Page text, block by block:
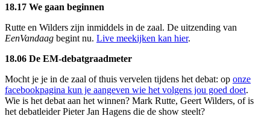
18.17 We gaan beginnen
Rutte en Wilders zijn inmiddels in de zaal. De uitzending van
EenVandaag begint nu. Live meekijken kan hier.
18.06 De EM-debatgraadmeter
Mocht je je in de zaal of thuis vervelen tijdens het debat: op onze
facebookpagina kun je aangeven wie het volgens jou goed doet.
Wie is het debat aan het winnen? Mark Rutte, Geert Wilders, of is
het debatleider Pieter Jan Hagens die de show steelt?